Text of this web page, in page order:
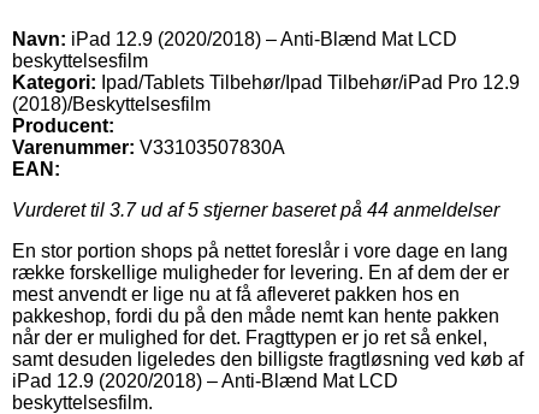
Navn: iPad 12.9 (2020/2018) – Anti-Blænd Mat LCD
beskyttelsesfilm
Kategori: Ipad/Tablets Tilbehør/Ipad Tilbehør/iPad Pro 12.9
(2018)/Beskyttelsesfilm
Producent:
Varenummer: V33103507830A
EAN:
Vurderet til 3.7ud af 5 stjerner baseret på 44 anmeldelser
En stor portion shops på nettet foreslår i vore dage en lang
række forskellige muligheder for levering. En af dem der er
mest anvendt er lige nu at få afleveret pakken hos en
pakkeshop, fordi du på den måde nemt kan hente pakken
når der er mulighed for det. Fragttypen er jo ret så enkel,
samt desuden ligeledes den billigste fragtløsning ved køb af
iPad 12.9 (2020/2018) – Anti-Blænd Mat LCD
beskyttelsesfilm.